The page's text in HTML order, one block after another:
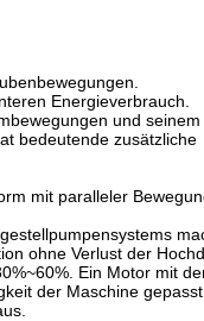
Energieverbrauch.
und
bedeutende zusätzliche
mit paralleler
ohne Verlust der
Ein Motor mit
der Maschine gepasst